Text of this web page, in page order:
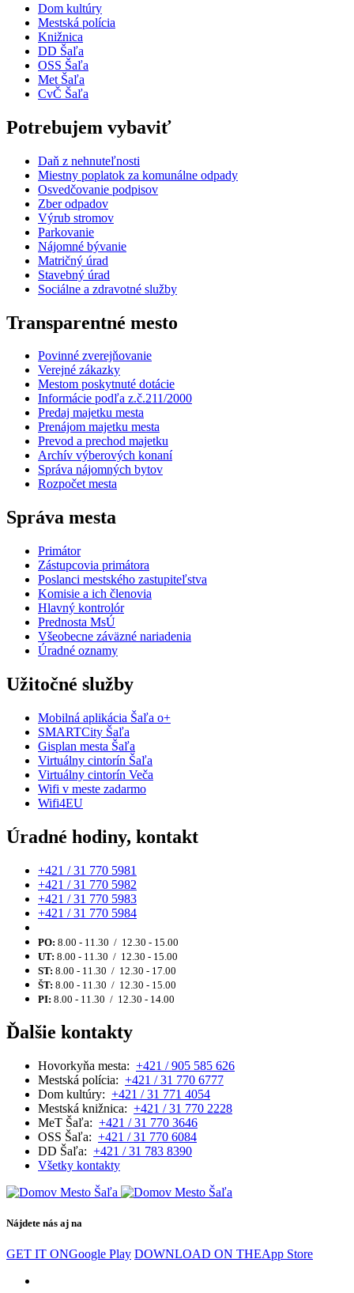
Dom kultúry
Mestská polícia
Knižnica
DD Šaľa
OSS Šaľa
Met Šaľa
CvČ Šaľa
Potrebujem vybaviť
Daň z nehnuteľnosti
Miestny poplatok za komunálne odpady
Osvedčovanie podpisov
Zber odpadov
Výrub stromov
Parkovanie
Nájomné bývanie
Matričný úrad
Stavebný úrad
Sociálne a zdravotné služby
Transparentné mesto
Povinné zverejňovanie
Verejné zákazky
Mestom poskytnuté dotácie
Informácie podľa z.č.211/2000
Predaj majetku mesta
Prenájom majetku mesta
Prevod a prechod majetku
Archív výberových konaní
Správa nájomných bytov
Rozpočet mesta
Správa mesta
Primátor
Zástupcovia primátora
Poslanci mestského zastupiteľstva
Komisie a ich členovia
Hlavný kontrolór
Prednosta MsÚ
Všeobecne záväzné nariadenia
Úradné oznamy
Užitočné služby
Mobilná aplikácia Šaľa o+
SMARTCity Šaľa
Gisplan mesta Šaľa
Virtuálny cintorín Šaľa
Virtuálny cintorín Veča
Wifi v meste zadarmo
Wifi4EU
Úradné hodiny, kontakt
+421 / 31 770 5981
+421 / 31 770 5982
+421 / 31 770 5983
+421 / 31 770 5984
PO: 8.00 - 11.30 / 12.30 - 15.00
UT: 8.00 - 11.30 / 12.30 - 15.00
ST: 8.00 - 11.30 / 12.30 - 17.00
ŠT: 8.00 - 11.30 / 12.30 - 15.00
PI: 8.00 - 11.30 / 12.30 - 14.00
Ďalšie kontakty
Hovorkyňa mesta: +421 / 905 585 626
Mestská polícia: +421 / 31 770 6777
Dom kultúry: +421 / 31 771 4054
Mestská knižnica: +421 / 31 770 2228
MeT Šaľa: +421 / 31 770 3646
OSS Šaľa: +421 / 31 770 6084
DD Šaľa: +421 / 31 783 8390
Všetky kontakty
Nájdete nás aj na
GET IT ONGoogle Play DOWNLOAD ON THEApp Store